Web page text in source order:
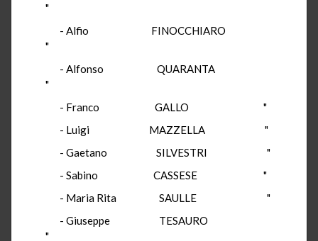
"
- Alfio FINOCCHIARO
"
- Alfonso QUARANTA
"
- Franco GALLO "
- Luigi MAZZELLA "
- Gaetano SILVESTRI "
- Sabino CASSESE "
- Maria Rita SAULLE "
- Giuseppe TESAURO
"